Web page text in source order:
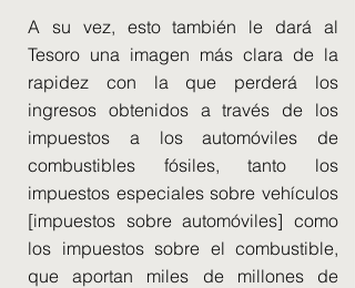
A su vez, esto también le dará al
Tesoro una imagen más clara de la
rapidez con la que perderá los
ingresos obtenidos a través de los
impuestos a los automóviles de
combustibles fósiles, tanto los
impuestos especiales sobre vehículos
[impuestos sobre automóviles] como
los impuestos sobre el combustible,
que aportan miles de millones de